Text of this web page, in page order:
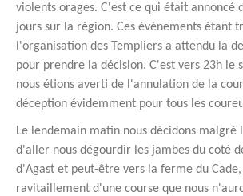
violents orages. C'est ce qui était annoncé
jours sur la région. Ces événements étant
l'organisation des Templiers a attendu la
pour prendre la décision. C'est vers 23h le
nous étions averti de l'annulation de la
déception évidemment pour tous les
Le lendemain matin nous décidons malgré
d'aller nous dégourdir les jambes du coté
d'Agast et peut-être vers la ferme du
ravitaillement d'une course que nous